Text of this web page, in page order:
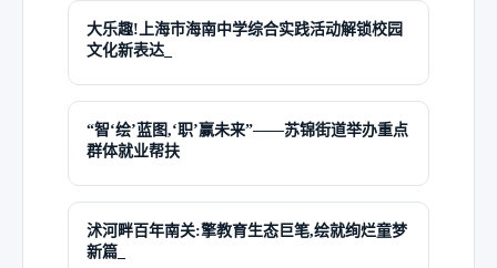
大乐趣!上海市海南中学综合实践活动解锁校园
文化新表达_
“智‘绘’蓝图,‘职’赢未来”——苏锦街道举办重点
群体就业帮扶
沭河畔百年南关:擎教育生态巨笔,绘就绚烂童梦
新篇_